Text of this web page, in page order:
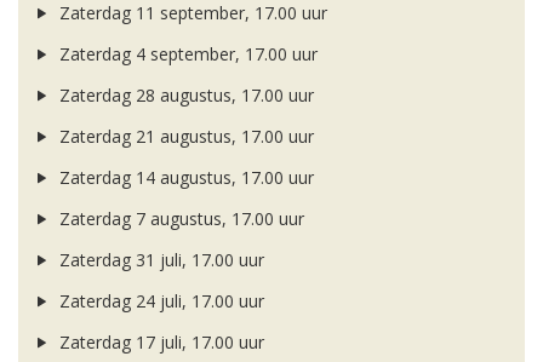
Zaterdag 11 september, 17.00 uur
Zaterdag 4 september, 17.00 uur
Zaterdag 28 augustus, 17.00 uur
Zaterdag 21 augustus, 17.00 uur
Zaterdag 14 augustus, 17.00 uur
Zaterdag 7 augustus, 17.00 uur
Zaterdag 31 juli, 17.00 uur
Zaterdag 24 juli, 17.00 uur
Zaterdag 17 juli, 17.00 uur